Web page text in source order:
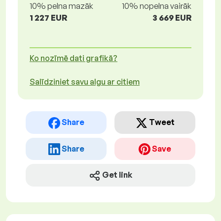
10% pelna mazāk
1 227 EUR
10% nopelna vairāk
3 669 EUR
Ko nozīmē dati grafikā?
Salīdziniet savu algu ar citiem
Share Tweet
Share Save
Get link